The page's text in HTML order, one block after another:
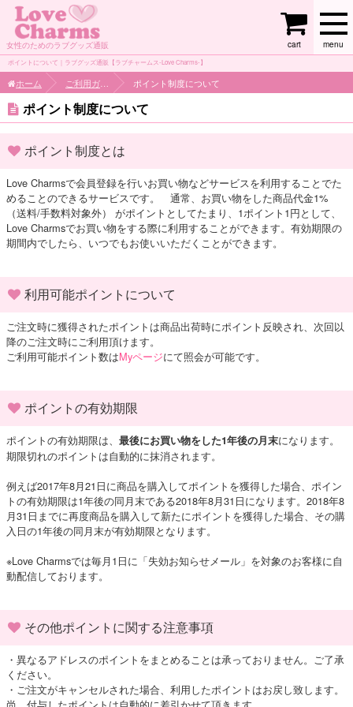
女性のためのラブグッズ通販 menu
cart
ポイントについて｜ラブグッズ通販【ラブチャームス-Love Charms-】
ホーム ポイント制度について
ポイント制度について
ポイント制度とは
Love Charmsで会員登録を行いお買い物などサービスを利用することでた
めることのできるサービスです。 通常、お買い物をした商品代金1%
（送料/手数料対象外） がポイントとしてたまり、1ポイント1円として、
Love Charmsでお買い物をする際に利用することができます。有効期限の
期間内でしたら、いつでもお使いいただくことができます。
利用可能ポイントについて
ご注文時に獲得されたポイントは商品出荷時にポイント反映され、次回以
降のご注文時にご利用頂けます。
ご利用可能ポイント数はMyページにて照会が可能です。
ポイントの有効期限
ポイントの有効期限は、 最後にお買い物をした1年後の月末になります。
期限切れのポイントは自動的に抹消されます。
例えば2017年8月21日に商品を購入してポイントを獲得した場合、ポイン
トの有効期限は1年後の同月末である2018年8月31日になります。2018年8
月31日までに再度商品を購入して新たにポイントを獲得した場合、その購
入日の1年後の同月末が有効期限となります。
※Love Charmsでは毎月1日に「失効お知らせメール」を対象のお客様に自
動配信しております。
その他ポイントに関する注意事項
・異なるアドレスのポイントをまとめることは承っておりません。ご了承
ください。
・ご注文がキャンセルされた場合、利用したポイントはお戻し致します。
尚、付与したポイントは自動的に差引かせて頂きます。